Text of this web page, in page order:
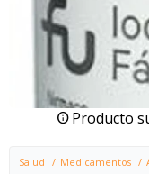
Producto
Salud Medicamentos